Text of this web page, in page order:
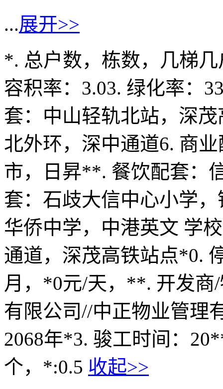
...展开>>
*. 总户数，栋数，几梯
容积率：3.03. 绿化率：
套：中山轻轨北站，深
北外环，深中通道6. 商
市，日昇**. 餐饮配套：
套：石歧大信中心小学
华侨中学，中港英文 学
通道，深茂高铁站点*0.
月，*0元/天，**. 开发商
有限公司//中正物业管理
2068年*3. 骏工时间：
个，*:0.5 收起>>